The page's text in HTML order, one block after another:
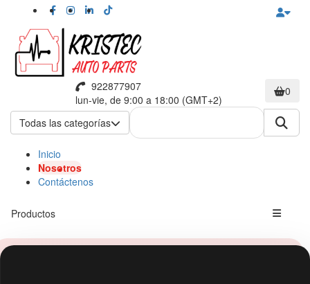
922877907
lun-vie, de 9:00 a 18:00 (GMT+2)
0
Todas las categorías
Inicio
Nosotros
Contáctenos
Productos